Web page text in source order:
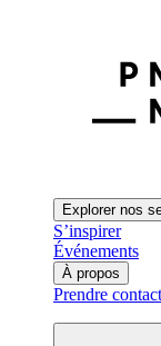
Explorer nos
S’inspirer
Événements
À propos
Prendre contact